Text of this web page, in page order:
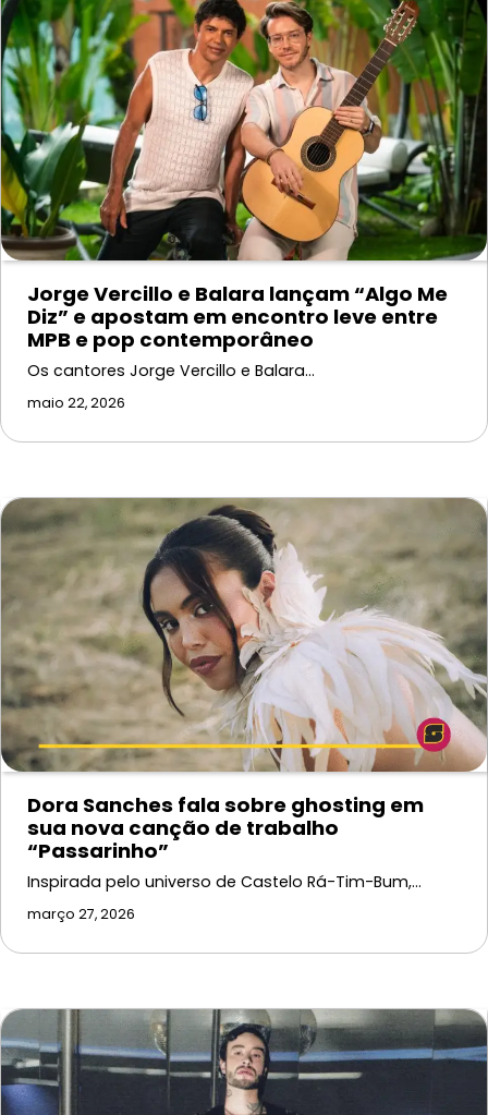
Jorge Vercillo e Balara lançam “Algo Me
Diz” e apostam em encontro leve entre
MPB e pop contemporâneo
Os cantores Jorge Vercillo e Balara…
maio 22, 2026
Dora Sanches fala sobre ghosting em
sua nova canção de trabalho
“Passarinho”
Inspirada pelo universo de Castelo Rá-Tim-Bum,…
março 27, 2026